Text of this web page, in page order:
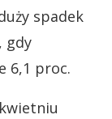
spadek
gdy
6,1 proc.